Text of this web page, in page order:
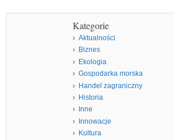
Kategorie
Aktualności
Biznes
Ekologia
Gospodarka morska
Handel zagraniczny
Historia
Inne
Innowacje
Kultura